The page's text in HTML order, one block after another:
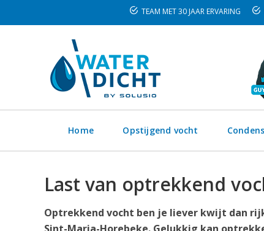
TEAM MET 30 JAAR ERVARING
Home Opstijgend vocht
Last van optrekkend
Optrekkend vocht ben je liever kwijt dan